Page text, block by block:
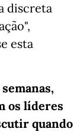
discreta
esta
os líderes
quando